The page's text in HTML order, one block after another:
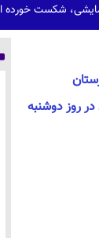
شکست
در روز دوشنبه